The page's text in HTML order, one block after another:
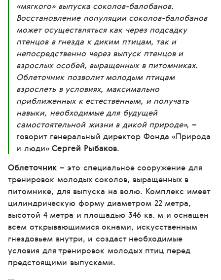
«мягкого» выпуска соколов-балобанов.
Восстановление популяции соколов-балобанов
может осуществляться как через подсадку
птенцов в гнезда к диким птицам, так и
непосредственно через выпуск птенцов и
взрослых особей, выращенных в питомниках.
Облеточник позволит молодым птицам
взрослеть в условиях, максимально
приближенных к естественным, и получать
навыки, необходимые для будущей
самостоятельной жизни в дикой природе», –
говорит генеральный директор Фонда «Природа
и люди»Сергей Рыбаков.
Облеточник – это специальное сооружение для
тренировок молодых соколов, выращенных в
питомнике, для выпуска на волю. Комплекс имеет
цилиндрическую форму диаметром 22 метра,
высотой 4 метра и площадью 346 кв. м и оснащен
всем открывающимися окнами, искусственным
гнездовьем внутри, и создаст необходимые
условия для тренировок молодых птиц перед
предстоящими выпусками.